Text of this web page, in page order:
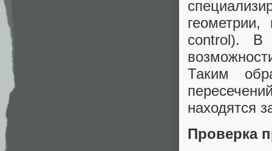
control).
Таким
находятся
Проверка